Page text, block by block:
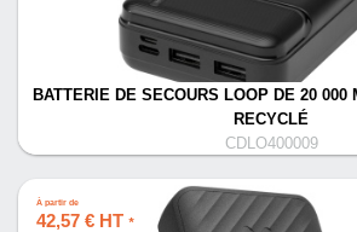
BATTERIE DE SECOURS LOOP DE 20 000
RECYCLÉ
CDLO400009
À partir de
42,57 € HT *